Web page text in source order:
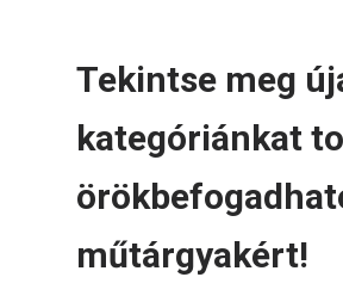
Tekintse meg
kategóriánkat
műtárgyakért!